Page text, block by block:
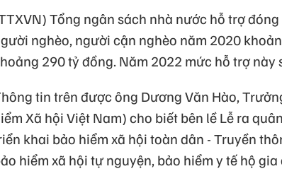
Tổng ngân sách nhà nước hỗ trợ
nghèo, người cận nghèo năm 2020
290 tỷ đồng. Năm 2022 mức hỗ trợ này
tin trên được ông Dương Văn Hào,
Xã hội Việt Nam) cho biết bên lề Lễ ra
khai bảo hiểm xã hội toàn dân - Truyền
hiểm xã hội tự nguyện, bảo hiểm y tế hộ